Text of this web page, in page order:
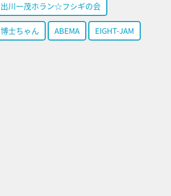
出川一茂ホラン☆フシギの会
博士ちゃん ABEMA EIGHT-JAM